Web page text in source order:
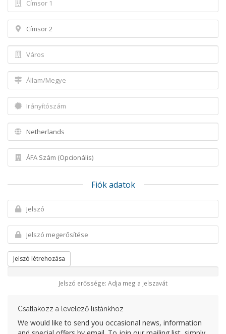
Fiók adatok
Jelszó létrehozása
Jelszó erőssége: Adja meg a jelszavát
Csatlakozz a levelező listánkhoz
We would like to send you occasional news, information